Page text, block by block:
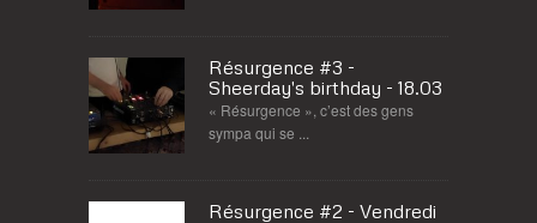
Résurgence #3 -
Sheerday's birthday - 18.03
« Résurgence », c’est des gens
sympa qui se ...
Résurgence #2 - Vendredi